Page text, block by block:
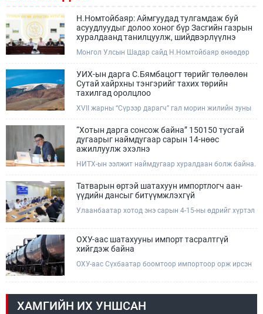
Н.Номтойбаяр: Аймгуудад тулгамдаж буй
асуудлуудыг долоо хоног бүр Засгийн газрын
хуралдаанд танилцуулж, шийдвэрлүүлнэ
Монгол Улсын Шадар сайд Н.Номтойбаяр өнөөдөр
сайдын 10 дугаар албан даалгавар, Улсын Онцгой
комиссын даргын 3 дугаар тушаалын хүрээнд
Өмнөговь аймагт байгаль орчин, уул уурхайн 358
зөрчил илрүүлж, 200 гаруйг нь арилгуулаад байна.
УИХ-ын дарга С.Бямбацогт төрийг төлөөлөн
Сутай хайрхны тэнгэрийг тахих төрийн
тахилгад оролцлоо
XVII жарны “Сүрээр дарагч” гал морин жилийн зуны
өдөр /2026.08.06/ Сутай хайрхны тэнгэрийг тайх
төрийн тахилга боллоо.
“Хотын дарга сонсож байна” 150150 тусгай
дугаарыг наймдугаар сарын 14-нөөс
ажиллуулж эхэлнэ
НИТХ-ын ээлжит наймдугаар хуралдаан болж байна.
захиргааны байгууллага, албан тушаалтанд 2025,
2026 оны эхний хагас жилийн байдлаар иргэдээс
ирсэн өргөдөл, гомдлын шийдвэрлэлтийн тайлан
мэдээллийг сонслоо.
Татварын өртэй шатахуун импортлогч аан-
үүдийн дансыг битүүмжлэхгүй
Улаанбаатар хотод энэ сарын 4-15-ны өдрийг хүртэл
шатахуун түгээх станцуудын өдрийн борлуулалт хоёр
дахин буурч нэг машиныг цэнэглэх хурд нэмэгдсэн
танилцууллаа.
ОХУ-аас шатахууны импорт тасралтгүй
хийгдэж байна
ОХУ-аас Сүхбаатар боомтоор импортоор орж ирсэн
АИ-92 автобензин орж иржээ.
ХАМГИЙН ИХ УНШСАН